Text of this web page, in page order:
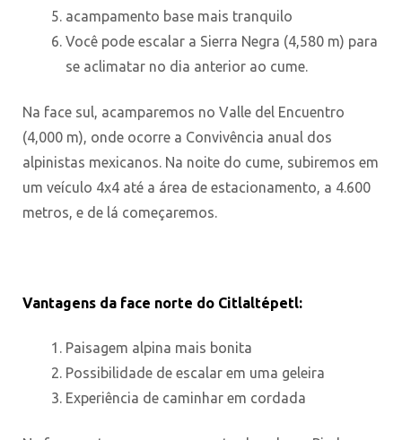
acampamento base mais tranquilo
Você pode escalar a Sierra Negra (4,580 m) para
se aclimatar no dia anterior ao cume.
Na face sul, acamparemos no Valle del Encuentro
(4,000 m), onde ocorre a Convivência anual dos
alpinistas mexicanos. Na noite do cume, subiremos em
um veículo 4x4 até a área de estacionamento, a 4.600
metros, e de lá começaremos.
Vantagens da face norte do Citlaltépetl:
Paisagem alpina mais bonita
Possibilidade de escalar em uma geleira
Experiência de caminhar em cordada